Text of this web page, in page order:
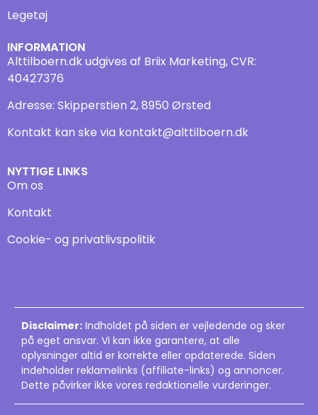
Legetøj
INFORMATION
Alttilboern.dk udgives af Briix Marketing, CVR:
40427376
Adresse: Skipperstien 2, 8950 Ørsted
Kontakt kan ske via kontakt@alttilboern.dk
NYTTIGE LINKS
Om os
Kontakt
Cookie- og privatlivspolitik
Disclaimer: Indholdet på siden er vejledende og sker
på eget ansvar. Vi kan ikke garantere, at alle
oplysninger altid er korrekte eller opdaterede. Siden
indeholder reklamelinks (affiliate-links) og annoncer.
Dette påvirker ikke vores redaktionelle vurderinger.